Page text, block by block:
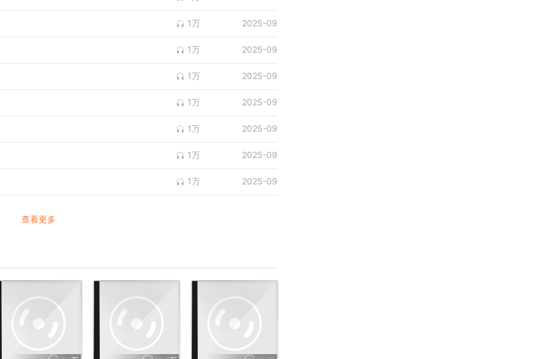
1万 2025-09
1万 2025-09
1万 2025-09
1万 2025-09
1万 2025-09
1万 2025-09
1万 2025-09
查看更多